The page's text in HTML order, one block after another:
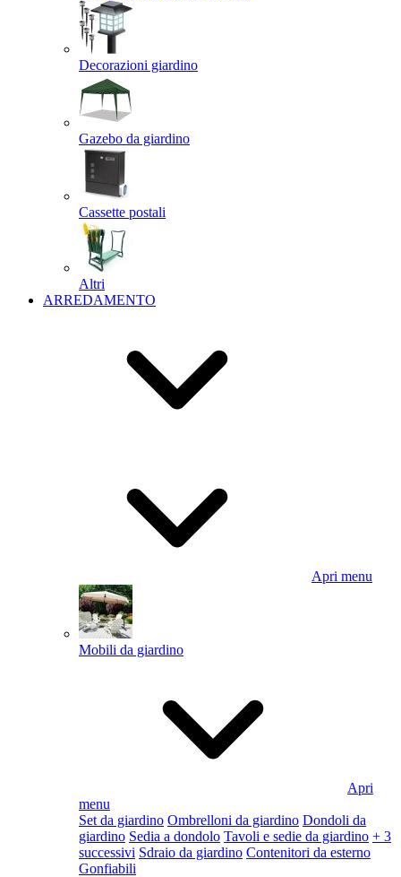
Decorazioni giardino
Gazebo da giardino
Cassette postali
Altri
ARREDAMENTO
Apri menu
Mobili da giardino
Apri
menu
Set da giardino Ombrelloni da giardino Dondoli da
giardino Sedia a dondolo Tavoli e sedie da giardino + 3
successivi Sdraio da giardino Contenitori da esterno
Gonfiabili